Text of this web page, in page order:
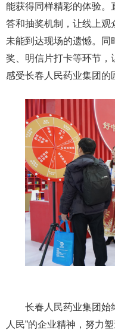
能获得同样精彩的体验。
答和抽奖机制，让线上观
未能到达现场的遗憾。同
奖、明信片打卡等环节，
感受长春人民药业集团的
长春人民药业集团始
人民”的企业精神，努力